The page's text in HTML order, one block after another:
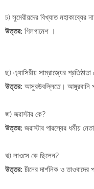
চ) সুমেরীয়দের বিখ্যাত মহাকাব্যের
উত্তর: গিলগামেশ ।
ছ) এ্যাসিরীয় সাম্রাজ্যের
উত্তর: আসুরউবল্লিতে। আঙ্গুরবানি
জ) জরাস্টার কে?
উত্তর: জরাস্টার পারস্যের ধর্মীয়
ঝ) লাওসে কে ছিলেন?
উত্তর: চীনের দার্শনিক ও তাওবাদের